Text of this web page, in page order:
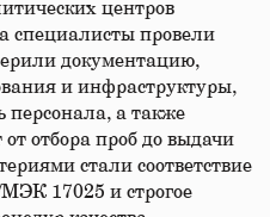
центров
специалисты провели
документацию,
и инфраструктуры,
персонала, а также
отбора проб до выдачи
стали соответствие
17025 и строгое